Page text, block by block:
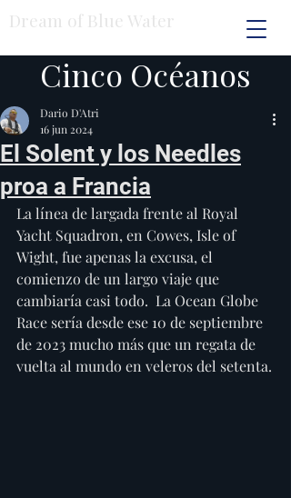
Dream of Blue Water
Cinco Océanos
El Solent y los Needles
proa a Francia
Dario D'Atri
16 jun 2024
La línea de largada frente al Royal
Yacht Squadron, en Cowes, Isle of
Wight, fue apenas la excusa, el
comienzo de un largo viaje que
cambiaría casi todo.  La Ocean Globe
Race sería desde ese 10 de septiembre
de 2023 mucho más que un regata de
vuelta al mundo en veleros del setenta.